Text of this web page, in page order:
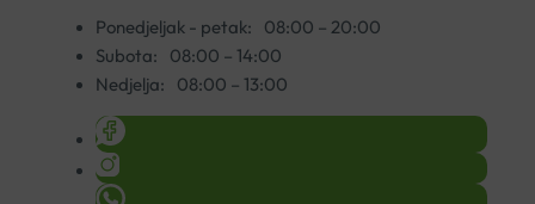
Ponedjeljak - petak:
08:00 – 20:00
Subota:
08:00 – 14:00
Nedjelja:
08:00 – 13:00